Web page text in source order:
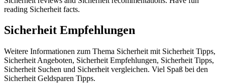
reading Sicherheit facts.
Sicherheit Empfehlungen
Weitere Informationen zum Thema Sicherheit mit Sicherheit Tipps,
Sicherheit Angeboten, Sicherheit Empfehlungen, Sicherheit Tipps,
Sicherheit Suchen und Sicherheit vergleichen. Viel Spaß bei den
Sicherheit Geldsparen Tipps.